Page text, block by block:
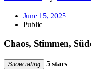
June 15, 2025
Public
Chaos, Stimmen,
Show rating 5 stars